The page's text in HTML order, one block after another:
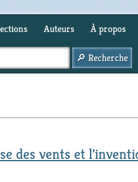
Auteurs À propos
des vents et